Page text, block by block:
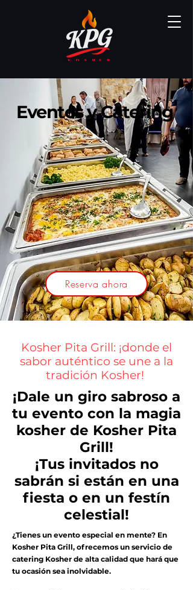
Eventos y Catering
Reserva ahora
Kosher Pita Grill: ¡donde el
sabor auténtico se une a la
tradición Kosher!
¡Dale un giro sabroso a
tu evento con la magia
kosher de Kosher Pita
Grill!
¡Tus invitados no
sabrán si están en una
fiesta o en un festín
celestial!
¿Tienes un evento especial en mente? En
Kosher Pita Grill, ofrecemos un servicio de
catering Kosher de alta calidad que hará que
tu ocasión sea inolvidable.